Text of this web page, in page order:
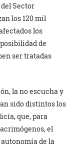
Sector
los 120 mil
los
de
ser tratadas
la no escucha y
sido distintos los
que, para
el
de la